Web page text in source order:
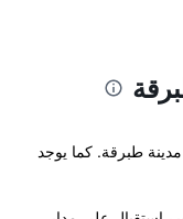
طبرقة. كما يوجد